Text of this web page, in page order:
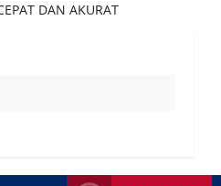
DAN AKURAT